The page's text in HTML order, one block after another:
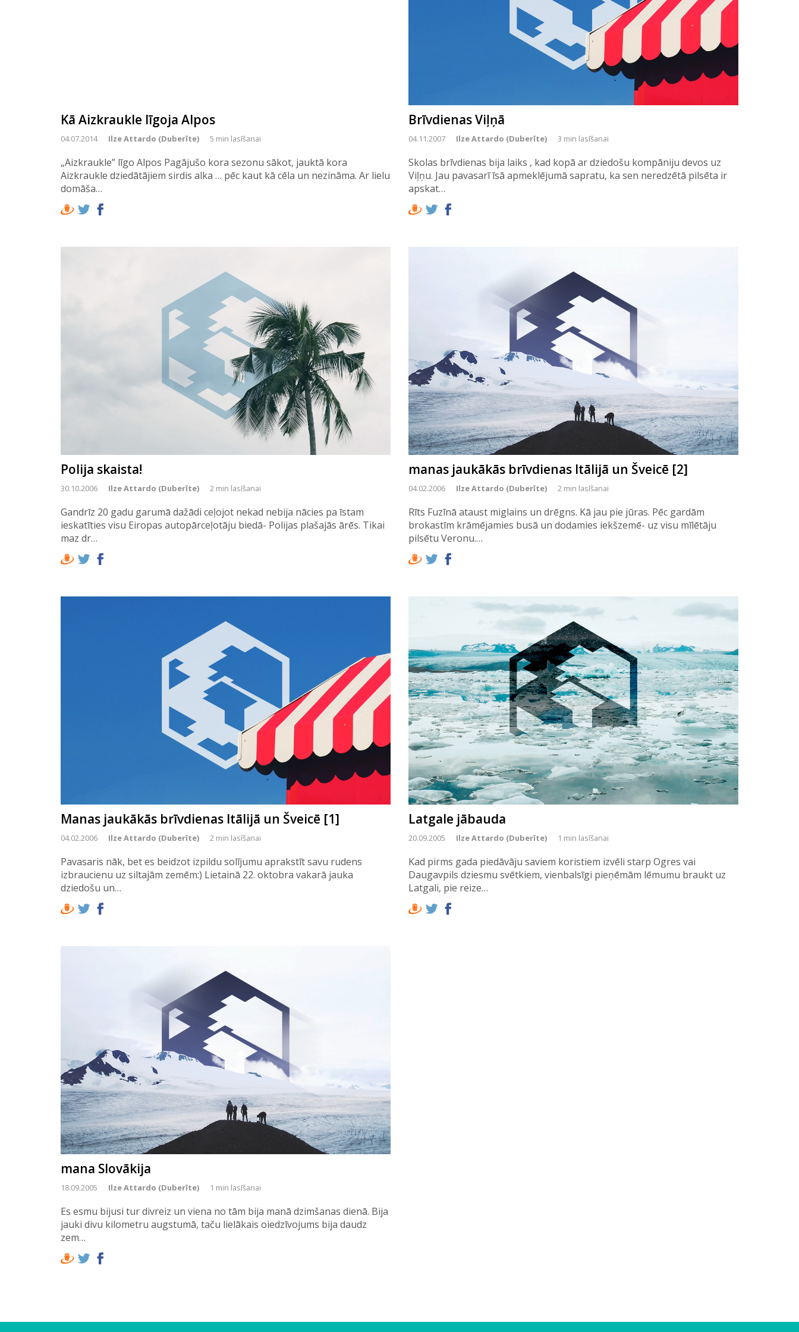
Kā Aizkraukle līgoja Alpos
04.07.2014 Ilze Attardo (Duberīte) 5 min lasīšanai
„Aizkraukle” līgo Alpos Pagājušo kora sezonu sākot, jauktā kora
Aizkraukle dziedātājiem sirdis alka … pēc kaut kā cēla un nezināma. Ar lielu
domāša…
Brīvdienas Viļņā
04.11.2007 Ilze Attardo (Duberīte) 3 min lasīšanai
Skolas brīvdienas bija laiks , kad kopā ar dziedošu kompāniju devos uz
Viļņu. Jau pavasarī īsā apmeklējumā sapratu, ka sen neredzētā pilsēta ir
apskat…
Polija skaista!
30.10.2006 Ilze Attardo (Duberīte) 2 min lasīšanai
Gandrīz 20 gadu garumā dažādi ceļojot nekad nebija nācies pa īstam
ieskatīties visu Eiropas autopārceļotāju biedā- Polijas plašajās ārēs. Tikai
maz dr…
manas jaukākās brīvdienas Itālijā un Šveicē [2]
04.02.2006 Ilze Attardo (Duberīte) 2 min lasīšanai
Rīts Fuzīnā ataust miglains un drēgns. Kā jau pie jūras. Pēc gardām
brokastīm krāmējamies busā un dodamies iekšzemē- uz visu mīlētāju
pilsētu Veronu.…
Manas jaukākās brīvdienas Itālijā un Šveicē [1]
04.02.2006 Ilze Attardo (Duberīte) 2 min lasīšanai
Pavasaris nāk, bet es beidzot izpildu solījumu aprakstīt savu rudens
izbraucienu uz siltajām zemēm:) Lietainā 22. oktobra vakarā jauka
dziedošu un…
Latgale jābauda
20.09.2005 Ilze Attardo (Duberīte) 1 min lasīšanai
Kad pirms gada piedāvāju saviem koristiem izvēli starp Ogres vai
Daugavpils dziesmu svētkiem, vienbalsīgi pieņēmām lēmumu braukt uz
Latgali, pie reize…
mana Slovākija
18.09.2005 Ilze Attardo (Duberīte) 1 min lasīšanai
Es esmu bijusi tur divreiz un viena no tām bija manā dzimšanas dienā. Bija
jauki divu kilometru augstumā, taču lielākais oiedzīvojums bija daudz
zem…